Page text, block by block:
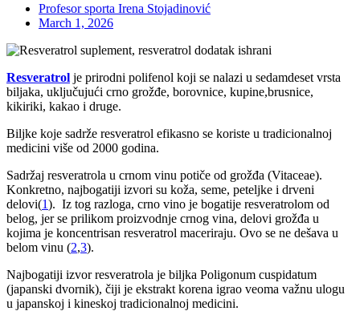
Profesor sporta Irena Stojadinović
March 1, 2026
Resveratrol je prirodni polifenol koji se nalazi u sedamdeset vrsta
biljaka, uključujući crno grožđe, borovnice, kupine,brusnice,
kikiriki, kakao i druge.
Biljke koje sadrže resveratrol efikasno se koriste u tradicionalnoj
medicini više od 2000 godina.
Sadržaj resveratrola u crnom vinu potiče od grožđa (Vitaceae).
Konkretno, najbogatiji izvori su koža, seme, peteljke i drveni
delovi(1). Iz tog razloga, crno vino je bogatije resveratrolom od
belog, jer se prilikom proizvodnje crnog vina, delovi grožđa u
kojima je koncentrisan resveratrol maceriraju. Ovo se ne dešava u
belom vinu (2,3).
Najbogatiji izvor resveratrola je biljka Poligonum cuspidatum
(japanski dvornik), čiji je ekstrakt korena igrao veoma važnu ulogu
u japanskoj i kineskoj tradicionalnoj medicini.